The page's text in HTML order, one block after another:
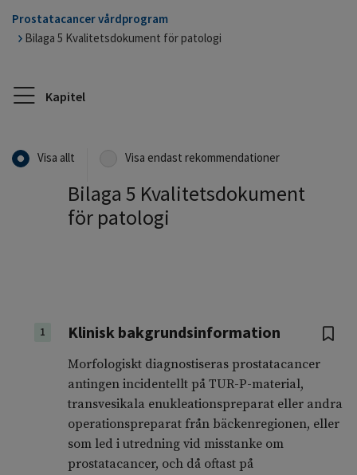
Prostatacancer vårdprogram
Bilaga 5 Kvalitetsdokument för patologi
Kapitel
Visa allt Visa endast rekommendationer
Bilaga 5 Kvalitetsdokument
för patologi
1 Klinisk bakgrundsinformation
Morfologiskt diagnostiseras prostatacancer
antingen incidentellt på TUR-P-material,
transvesikala enukleationspreparat eller andra
operationspreparat från bäckenregionen, eller
som led i utredning vid misstanke om
prostatacancer, och då oftast på